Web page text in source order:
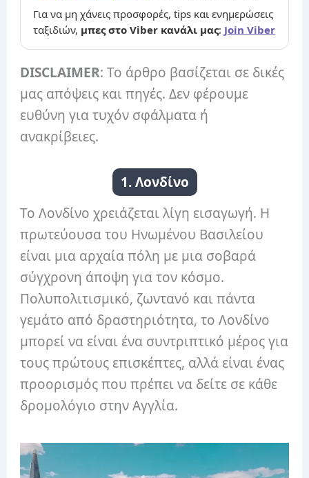
Για να μη χάνεις προσφορές, tips και ενημερώσεις
ταξιδιών, μπες στο Viber κανάλι μας: Join Viber
DISCLAIMER: Το άρθρο βασίζεται σε δικές
μας απόψεις και πηγές. Δεν φέρουμε
ευθύνη για τυχόν σφάλματα ή
ανακρίβειες.
1. Λονδίνο
Το Λονδίνο χρειάζεται λίγη εισαγωγή. Η
πρωτεύουσα του Ηνωμένου Βασιλείου
είναι μια αρχαία πόλη με μια σοβαρά
σύγχρονη άποψη για τον κόσμο.
Πολυπολιτισμικό, ζωντανό και πάντα
γεμάτο από δραστηριότητα, το Λονδίνο
μπορεί να είναι ένα συντριπτικό μέρος για
τους πρώτους επισκέπτες, αλλά είναι ένας
προορισμός που πρέπει να δείτε σε κάθε
δρομολόγιο στην Αγγλία.